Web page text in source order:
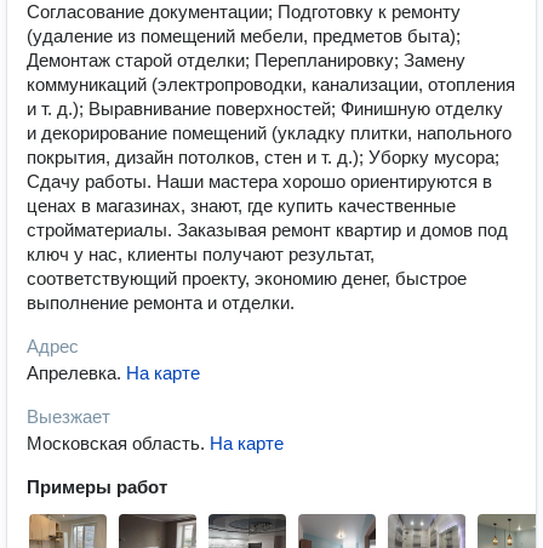
Согласование документации; Подготовку к ремонту
(удаление из помещений мебели, предметов быта);
Демонтаж старой отделки; Перепланировку; Замену
коммуникаций (электропроводки, канализации, отопления
и т. д.); Выравнивание поверхностей; Финишную отделку
и декорирование помещений (укладку плитки, напольного
покрытия, дизайн потолков, стен и т. д.); Уборку мусора;
Сдачу работы. Наши мастера хорошо ориентируются в
ценах в магазинах, знают, где купить качественные
стройматериалы. Заказывая ремонт квартир и домов под
ключ у нас, клиенты получают результат,
соответствующий проекту, экономию денег, быстрое
выполнение ремонта и отделки.
Адрес
Апрелевка. На карте
Выезжает
Московская область. На карте
Примеры работ